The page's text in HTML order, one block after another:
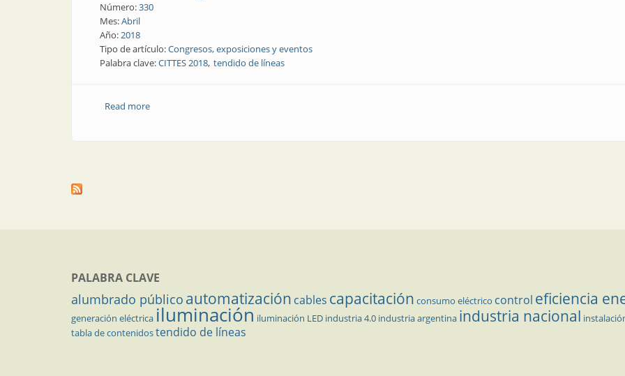
Número:330
Mes:Abril
Año:2018
Tipo de artículo:Congresos, exposiciones y eventos
Palabra clave:CITTES 2018 tendido de líneas
Read moreabout Tendido de líneas | Todas las tensiones, en Paraná
PALABRA CLAVE
alumbrado público automatización cables capacitación consumo eléctrico control eficiencia
generación eléctrica iluminación iluminación LED industria 4.0 industria argentina industria nacional
tabla de contenidostendido de líneas